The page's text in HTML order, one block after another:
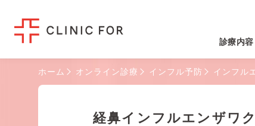
診療内容
ホーム オンライン診療 インフル予防 インフル
経鼻インフルエンザワ